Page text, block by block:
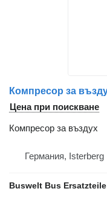
Цена при поискване
Компресор за въздух
Германия, Isterberg
Buswelt Bus Ersatzteile